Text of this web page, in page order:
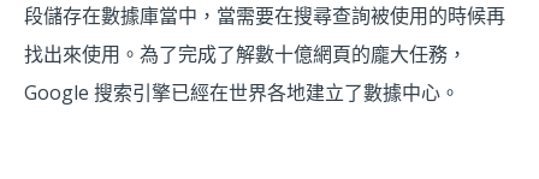
段儲存在數據庫當中，當需要在搜尋查詢被使用的時候再
找出來使用。為了完成了解數十億網頁的龐大任務，
Google 搜索引擎已經在世界各地建立了數據中心。